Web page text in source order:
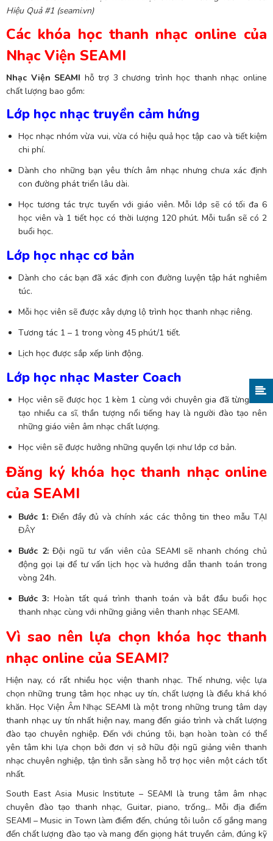
Hiệu Quả #1 (seami.vn)
Các khóa học thanh nhạc online của
Nhạc Viện SEAMI
Nhạc Viện SEAMI hỗ trợ 3 chương trình học thanh nhạc online
chất lượng bao gồm:
Lớp học nhạc truyền cảm hứng
Học nhạc nhóm vừa vui, vừa có hiệu quả học tập cao và tiết kiệm
chi phí.
Dành cho những bạn yêu thích âm nhạc nhưng chưa xác định
con đường phát triển lâu dài.
Học tương tác trực tuyến với giáo viên. Mỗi lớp sẽ có tối đa 6
học viên và 1 tiết học có thời lượng 120 phút. Mỗi tuần sẽ có 2
buổi học.
Lớp học nhạc cơ bản
Dành cho các bạn đã xác định con đường luyện tập hát nghiêm
túc.
Mỗi học viên sẽ được xây dựng lộ trình học thanh nhạc riêng.
Tương tác 1 – 1 trong vòng 45 phút/1 tiết.
Lịch học được sắp xếp linh động.
Lớp học nhạc Master Coach
Học viên sẽ được học 1 kèm 1 cùng với chuyên gia đã từng đào
tạo nhiều ca sĩ, thần tượng nổi tiếng hay là người đào tạo nên
những giáo viên âm nhạc chất lượng.
Học viên sẽ được hưởng những quyền lợi như lớp cơ bản.
Đăng ký khóa học thanh nhạc online
của SEAMI
Bước 1:Điền đầy đủ và chính xác các thông tin theo mẫuTẠI
ĐÂY
Bước 2:Đội ngũ tư vấn viên của SEAMI sẽ nhanh chóng chủ
động gọi lại để tư vấn lịch học và hướng dẫn thanh toán trong
vòng 24h.
Bước 3: Hoàn tất quá trình thanh toán và bắt đầu buổi học
thanh nhạc cùng với những giảng viên thanh nhạc SEAMI.
Vì sao nên lựa chọn khóa học thanh
nhạc online của SEAMI?
Hiện nay, có rất nhiều học viện thanh nhạc. Thế nhưng, việc lựa
chọn những trung tâm học nhạc uy tín, chất lượng là điều khá khó
khăn. Học Viện Âm Nhạc SEAMI là một trong những trung tâm dạy
thanh nhạc uy tín nhất hiện nay, mang đến giáo trình và chất lượng
đào tạo chuyên nghiệp. Đến với chúng tôi, bạn hoàn toàn có thể
yên tâm khi lựa chọn bởi đơn vị sở hữu đội ngũ giảng viên thanh
nhạc chuyên nghiệp, tận tình sẵn sàng hỗ trợ học viên một cách tốt
nhất.
South East Asia Music Institute – SEAMI là trung tâm âm nhạc
chuyên đào tạo thanh nhạc, Guitar, piano, trống,.. Mỗi địa điểm
SEAMI – Music in Town làm điểm đến, chúng tôi luôn cố gắng mang
đến chất lượng đào tạo và mang đến giọng hát truyền cảm, đúng kỹ